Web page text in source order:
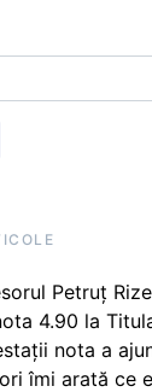
Petruț
4.90 la
nota a
îmi arată ce